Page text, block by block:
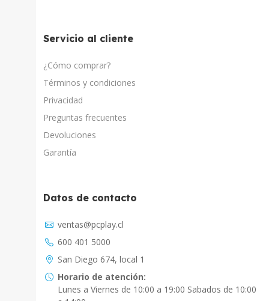
Servicio al cliente
¿Cómo comprar?
Términos y condiciones
Privacidad
Preguntas frecuentes
Devoluciones
Garantía
Datos de contacto
ventas@pcplay.cl
600 401 5000
San Diego 674, local 1
Horario de atención:
Lunes a Viernes de 10:00 a 19:00 Sabados de 10:00
Chat con IA
PcPlay Santiago / Web
Hola soy Freddy, en que puedo ayudarte...
PcPlay Santiago / Tienda